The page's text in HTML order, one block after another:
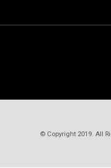
© Copyright 2019. All